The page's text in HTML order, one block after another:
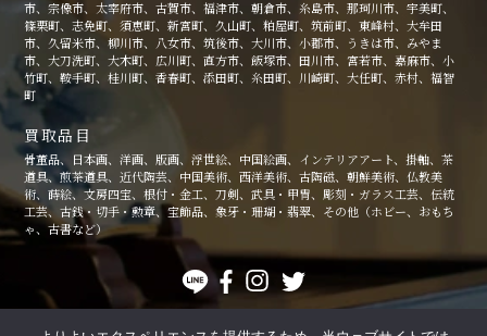
市、宗像市、太宰府市、古賀市、福津市、朝倉市、糸島市、那珂川市、宇美町、
篠栗町、志免町、須恵町、新宮町、久山町、粕屋町、筑前町、東峰村、大牟田
市、久留米市、柳川市、八女市、筑後市、大川市、小郡市、うきは市、みやま
市、大刀洗町、大木町、広川町、直方市、飯塚市、田川市、宮若市、嘉麻市、小
竹町、鞍手町、桂川町、香春町、添田町、糸田町、川崎町、大任町、赤村、福智
町
買取品目
骨董品、日本画、洋画、版画、浮世絵、中国絵画、インテリアアート、掛軸、茶
道具、煎茶道具、近代陶芸、中国美術、西洋美術、古陶磁、朝鮮美術、仏教美
術、蒔絵、文房四宝、根付・金工、刀剣、武具・甲冑、彫刻・ガラス工芸、伝統
工芸、古銭・切手・勲章、宝飾品、象牙・珊瑚・翡翠、その他（ホビー、おもち
ゃ、古書など）